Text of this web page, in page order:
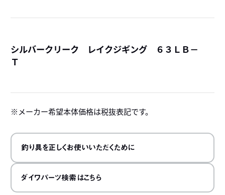
シルバークリーク レイクジギング ６３ＬＢ－
Ｔ
メーカー希望本体価格は税抜表記です。
釣り具を正しくお使いいただくために
ダイワパーツ検索はこちら